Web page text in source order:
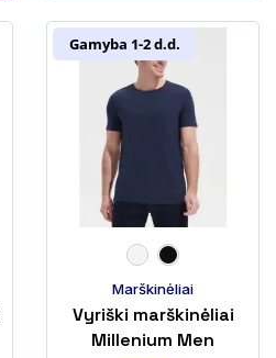
Gamyba 1-2 d.d.
Marškinėliai
Vyriški marškinėliai
Millenium Men